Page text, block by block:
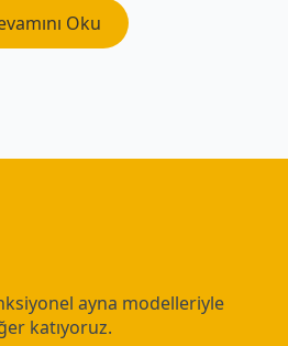
Oku
ayna modelleriyle
katıyoruz.